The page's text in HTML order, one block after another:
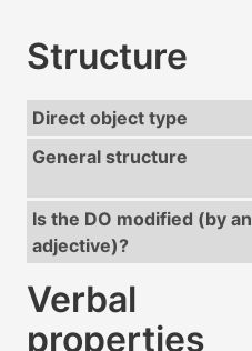
Structure
Direct object type
General structure
Is the DO modified (by an
adjective)?
Verbal
properties